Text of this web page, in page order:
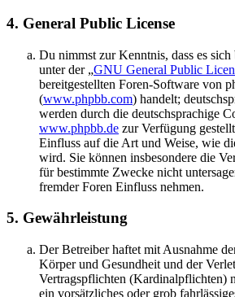
4. General Public License
Du nimmst zur Kenntnis, dass es
unter der „GNU General Public
bereitgestellten Foren-Software von
(www.phpbb.com) handelt;
werden durch die deutschsprachige
www.phpbb.de zur Verfügung
Einfluss auf die Art und Weise, wie
wird. Sie können insbesondere die
für bestimmte Zwecke nicht
fremder Foren Einfluss nehmen.
5. Gewährleistung
Der Betreiber haftet mit Ausnahme
Körper und Gesundheit und der
Vertragspflichten (Kardinalpflichten)
ein vorsätzliches oder grob